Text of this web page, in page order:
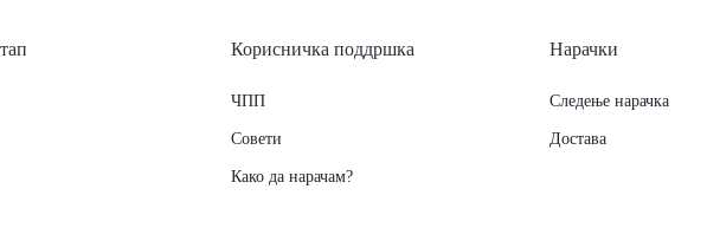
Корисничка поддршка
ЧПП
Совети
Како да нарачам?
Нарачки
Следење нарачка
Достава